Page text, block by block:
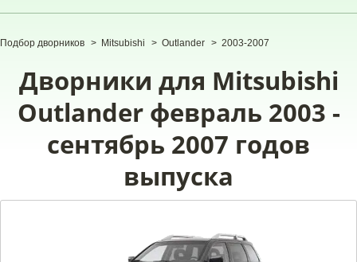
Подбор дворников > Mitsubishi > Outlander > 2003-2007
Дворники для Mitsubishi
Outlander февраль 2003 -
сентябрь 2007 годов
выпуска